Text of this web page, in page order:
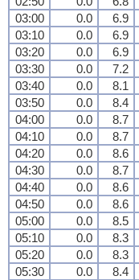
03:00
0.0 6.9
03:10
0.0 6.9
03:20
0.0 6.9
03:30
0.0 7.2
03:40
0.0 8.1
03:50
0.0 8.4
04:00
0.0 8.7
04:10
0.0 8.7
04:20
0.0 8.6
04:30
0.0 8.7
04:40
0.0 8.6
04:50
0.0 8.6
05:00
0.0 8.5
05:10
0.0 8.3
05:20
0.0 8.3
05:30
0.0 8.4